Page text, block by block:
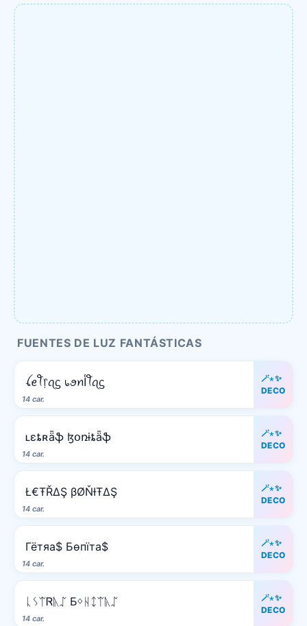
FUENTES DE LUZ FANTÁSTICAS
14 car.
ꪶꫀꪻ᥅ꪖᦓ ᥇ꪮꪀﺃꪻꪖᦓ
🪄⋆✨
DECO
14 car.
ʟɛȶʀǟֆ ɮօռɨȶǟֆ
🪄⋆✨
DECO
14 car.
Ł€ŦŘΔŞ βØŇƗŦΔŞ
🪄⋆✨
DECO
14 car.
Гётяа$ Бѳпїта$
🪄⋆✨
DECO
14 car.
ᚳᛊᛠᏒᚣᛢ Ƃᛜᚺᛨᛠᚣᛢ
🪄⋆✨
DECO